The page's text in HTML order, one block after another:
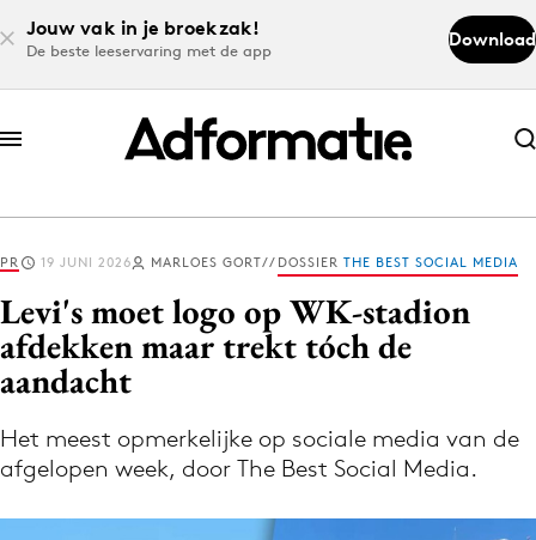
Jouw vak in je broekzak!
De beste leeservaring met de app
Download
Abonneer nu
Abonneer nu
Log in
Volg het laatste nieuws via de Adformatie
Nieuws app
PR 19 JUNI 2026 MARLOES GORT DOSSIER THE BEST SOCIAL MEDIA
Levi's moet logo op WK-stadion
afdekken maar trekt tóch de
aandacht
Het meest opmerkelijke op sociale media van de
afgelopen week, door The Best Social Media.